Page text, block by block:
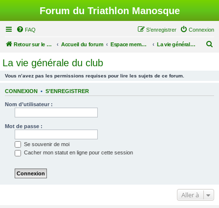
Forum du Triathlon Manosque
FAQ Connexion
S’enregistrer
Retour sur le site du Triathlon Accueil du forum Espace membres du Triathlon de Manosque La vie générale du club
La vie générale du club
Vous n’avez pas les permissions requises pour lire les sujets de ce forum.
CONNEXION • S’ENREGISTRER
Nom d’utilisateur :
Mot de passe :
Se souvenir de moi
Cacher mon statut en ligne pour cette session
Aller à